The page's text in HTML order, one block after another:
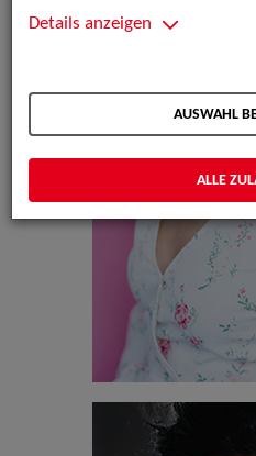
Details anzeigen
AUSWAHL
ALLE